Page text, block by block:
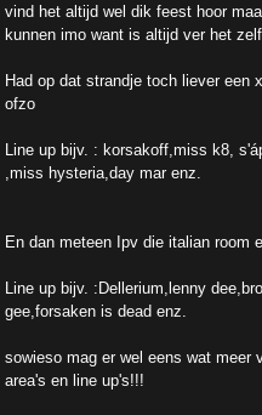
vind het altijd wel dik feest hoor
kunnen imo want is altijd ver het
Had op dat strandje toch liever een
ofzo
Line up bijv. : korsakoff,miss k8,
,miss hysteria,day mar enz.
En dan meteen Ipv die italian room
Line up bijv. :Dellerium,lenny
gee,forsaken is dead enz.
sowieso mag er wel eens wat meer
area's en line up's!!!